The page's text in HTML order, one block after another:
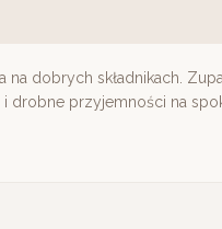
na dobrych składnikach. Zupa,
drobne przyjemności na